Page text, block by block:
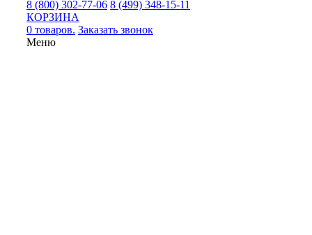
8 (800) 302-77-06 8 (499) 348-15-11
КОРЗИНА
0 товаров. Заказать звонок
Меню